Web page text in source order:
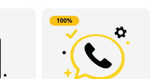
100%